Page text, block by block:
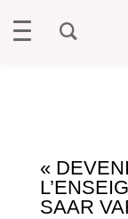
«
SAAR